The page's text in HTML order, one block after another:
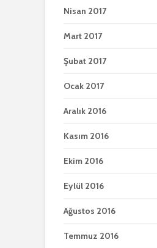
Nisan 2017
Mart 2017
Şubat 2017
Ocak 2017
Aralık 2016
Kasım 2016
Ekim 2016
Eylül 2016
Ağustos 2016
Temmuz 2016